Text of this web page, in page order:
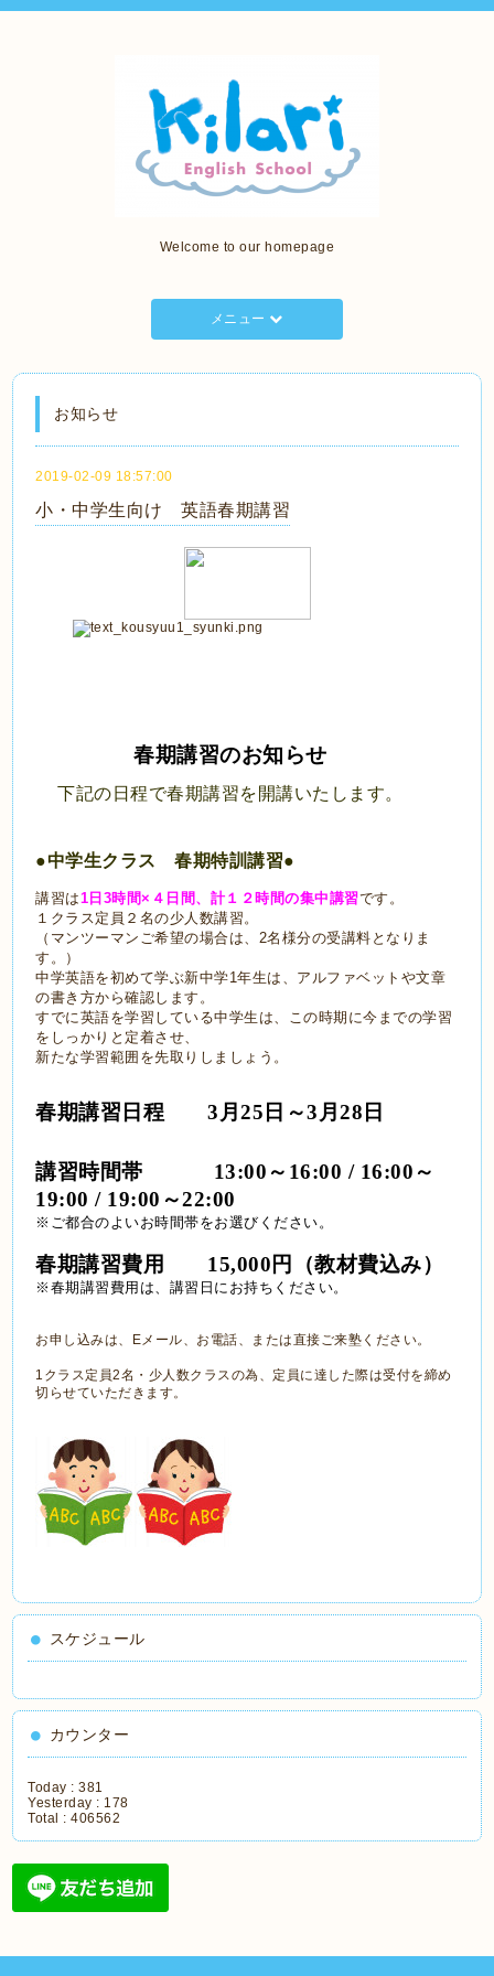
Welcome to our homepage
メニュー
お知らせ
2019-02-09 18:57:00
小・中学生向け 英語春期講習
春期講習のお知らせ
下記の日程で春期講習を開講いたします。
●中学生クラス　春期特訓講習●
講習は1日3時間×４日間、計１２時間の集中講習です。
１クラス定員２名の少人数講習。
（マンツーマンご希望の場合は、2名様分の受講料となりま
す。）
中学英語を初めて学ぶ新中学1年生は、アルファベットや文章
の書き方から確認します。
すでに英語を学習している中学生は、この時期に今までの学習
をしっかりと定着させ、
新たな学習範囲を先取りしましょう。
春期講習日程　　3月25日～3月28日
講習時間帯　 　　13:00～16:00 / 16:00～
19:00 / 19:00～22:00
※ご都合のよいお時間帯をお選びください。
春期講習費用　　15,000円（教材費込み）
※春期講習費用は、講習日にお持ちください。
お申し込みは、Eメール、お電話、または直接ご来塾ください。
1クラス定員2名・少人数クラスの為、定員に達した際は受付を締め
切らせていただきます。
スケジュール
カウンター
Today :381
Yesterday : 178
Total :406562